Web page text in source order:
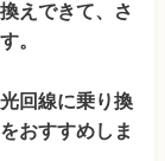
えできて、さ
。
回線に乗り換
おすすめしま